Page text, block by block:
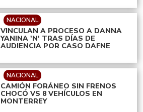
NACIONAL
VINCULAN A PROCESO A DANNA
YANINA 'N' TRAS DÍAS DE
AUDIENCIA POR CASO DAFNE
NACIONAL
CAMIÓN FORÁNEO SIN FRENOS
CHOCÓ VS 8 VEHÍCULOS EN
MONTERREY